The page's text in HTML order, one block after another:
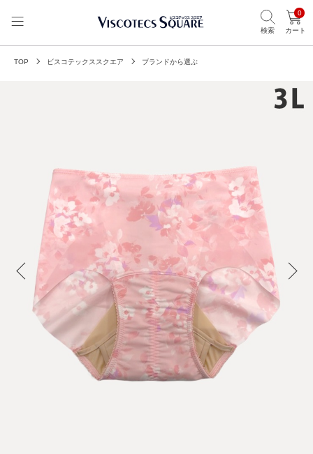
検索
0
カート
TOP ビスコテックススクエア ブランドから選ぶ